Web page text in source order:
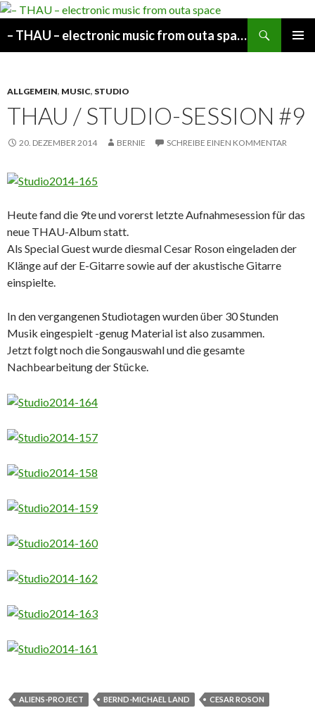
– THAU – electronic music from outa space
ALLGEMEIN, MUSIC, STUDIO
THAU / STUDIO-SESSION #9
20. DEZEMBER 2014 BERNIE SCHREIBE EINEN KOMMENTAR
Heute fand die 9te und vorerst letzte Aufnahmesession für das
neue THAU-Album statt.
Als Special Guest wurde diesmal Cesar Roson eingeladen der
Klänge auf der E-Gitarre sowie auf der akustische Gitarre
einspielte.
In den vergangenen Studiotagen wurden über 30 Stunden
Musik eingespielt -genug Material ist also zusammen.
Jetzt folgt noch die Songauswahl und die gesamte
Nachbearbeitung der Stücke.
ALIENS-PROJECT BERND-MICHAEL LAND
CESAR ROSON